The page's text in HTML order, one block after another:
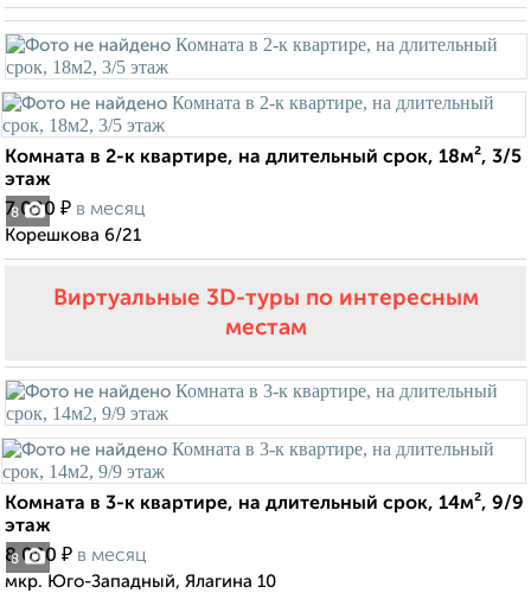
8
Комната в 2-к квартире, на длительный срок, 18м², 3/5
этаж
7 000 ₽ в месяц
Корешкова 6/21
Виртуальные 3D-туры по интересным
местам
8
Комната в 3-к квартире, на длительный срок, 14м², 9/9
этаж
8 000 ₽ в месяц
мкр. Юго-Западный, Ялагина 10